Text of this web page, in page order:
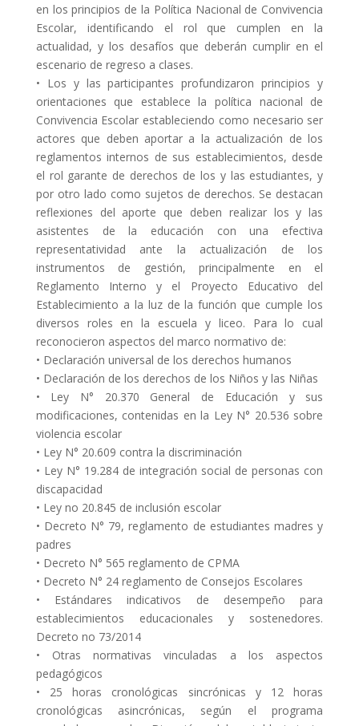
en los principios de la Política Nacional de Convivencia
Escolar, identificando el rol que cumplen en la
actualidad, y los desafíos que deberán cumplir en el
escenario de regreso a clases.
• Los y las participantes profundizaron principios y
orientaciones que establece la política nacional de
Convivencia Escolar estableciendo como necesario ser
actores que deben aportar a la actualización de los
reglamentos internos de sus establecimientos, desde
el rol garante de derechos de los y las estudiantes, y
por otro lado como sujetos de derechos. Se destacan
reflexiones del aporte que deben realizar los y las
asistentes de la educación con una efectiva
representatividad ante la actualización de los
instrumentos de gestión, principalmente en el
Reglamento Interno y el Proyecto Educativo del
Establecimiento a la luz de la función que cumple los
diversos roles en la escuela y liceo. Para lo cual
reconocieron aspectos del marco normativo de:
• Declaración universal de los derechos humanos
• Declaración de los derechos de los Niños y las Niñas
• Ley N° 20.370 General de Educación y sus
modificaciones, contenidas en la Ley N° 20.536 sobre
violencia escolar
• Ley N° 20.609 contra la discriminación
• Ley N° 19.284 de integración social de personas con
discapacidad
• Ley no 20.845 de inclusión escolar
• Decreto N° 79, reglamento de estudiantes madres y
padres
• Decreto N° 565 reglamento de CPMA
• Decreto N° 24 reglamento de Consejos Escolares
• Estándares indicativos de desempeño para
establecimientos educacionales y sostenedores.
Decreto no 73/2014
• Otras normativas vinculadas a los aspectos
pedagógicos
• 25 horas cronológicas sincrónicas y 12 horas
cronológicas asincrónicas, según el programa